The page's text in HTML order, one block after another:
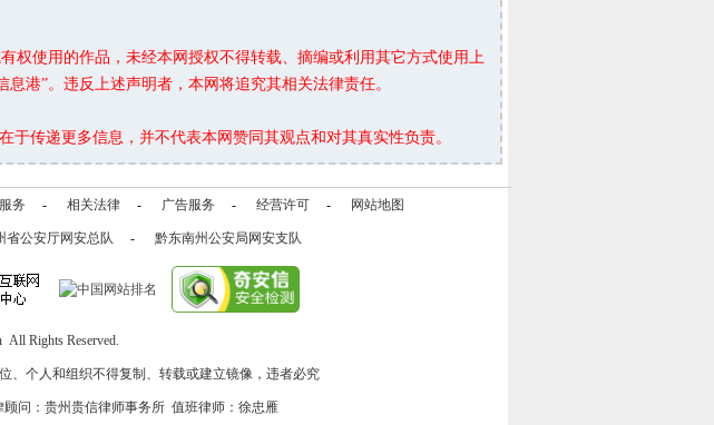
权使用的作品，未经本网授权不得转载、摘编或利用其它方式使用上
港”。违反上述声明者，本网将追究其相关法律责任。
传递更多信息，并不代表本网赞同其观点和对其真实性负责。
务 - 相关法律 - 广告服务 - 经营许可 - 网站地图
省公安厅网安总队 - 黔东南州公安局网安支队
Rights Reserved.
、个人和组织不得复制、转载或建立镜像，违者必究
问：贵州贵信律师事务所 值班律师：徐忠雁